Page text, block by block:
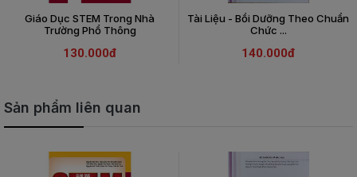
Giáo Dục STEM Trong Nhà
Trường Phổ Thông
130.000đ
Tài Liệu - Bồi Dưỡng Theo Chuẩn
Chức ...
140.000đ
Sản phẩm liên quan